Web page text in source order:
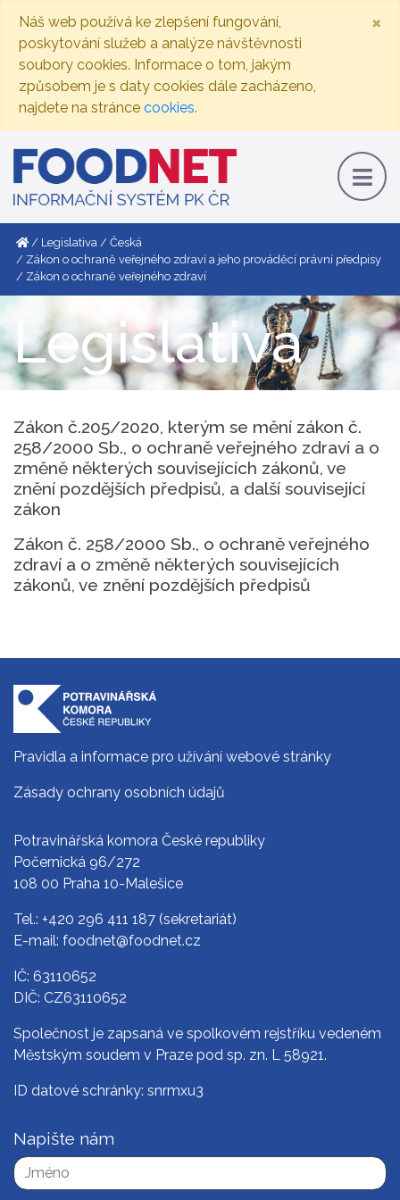
Náš web používá ke zlepšení fungování,
poskytování služeb a analýze návštěvnosti
soubory cookies. Informace o tom, jakým
způsobem je s daty cookies dále zacházeno,
najdete na stránce cookies.
×
Legislativa
Česká
Zákon o ochraně veřejného zdraví a jeho prováděcí právní předpisy
Zákon o ochraně veřejného zdraví
Legislativa
Zákon č.205/2020, kterým se mění zákon č.
258/2000 Sb., o ochraně veřejného zdraví a o
změně některých souvisejících zákonů, ve
znění pozdějších předpisů, a další související
zákon
Zákon č. 258/2000 Sb., o ochraně veřejného
zdraví a o změně některých souvisejících
zákonů, ve znění pozdějších předpisů
Pravidla a informace pro užívání webové stránky
Zásady ochrany osobních údajů
Potravinářská komora České republiky
Počernická 96/272
108 00 Praha 10-Malešice
Tel.: +420 296 411 187 (sekretariát)
E-mail: foodnet@foodnet.cz
IČ: 63110652
DIČ: CZ63110652
Společnost je zapsaná ve spolkovém rejstříku vedeném
Městským soudem v Praze pod sp. zn. L 58921.
ID datové schránky: snrmxu3
Napište nám